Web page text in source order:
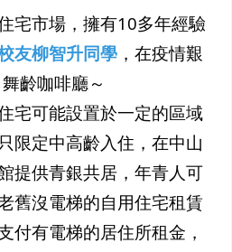
市場，擁有10多年經驗
友柳智升同學 ，在疫情艱
齡咖啡廳～
宅可能設置於一定的區域
限定中高齡入住，在中山
提供青銀共居，年青人可
舊沒電梯的自用住宅租賃
付有電梯的居住所租金，